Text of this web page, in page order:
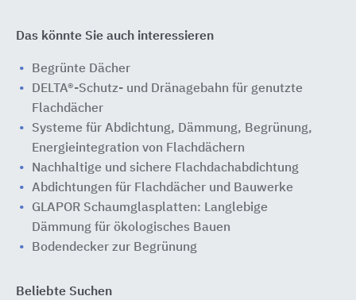
Das könnte Sie auch interessieren
Begrünte Dächer
DELTA®-Schutz- und Dränagebahn für genutzte
Flachdächer
Systeme für Abdichtung, Dämmung, Begrünung,
Energieintegration von Flachdächern
Nachhaltige und sichere Flachdachabdichtung
Abdichtungen für Flachdächer und Bauwerke
GLAPOR Schaumglasplatten: Langlebige
Dämmung für ökologisches Bauen
Bodendecker zur Begrünung
Beliebte Suchen